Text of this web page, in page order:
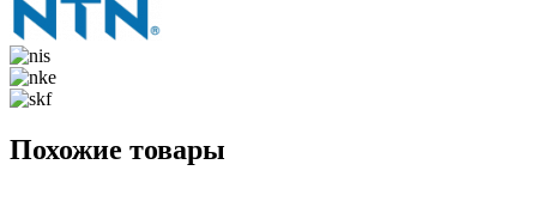
Похожие товары